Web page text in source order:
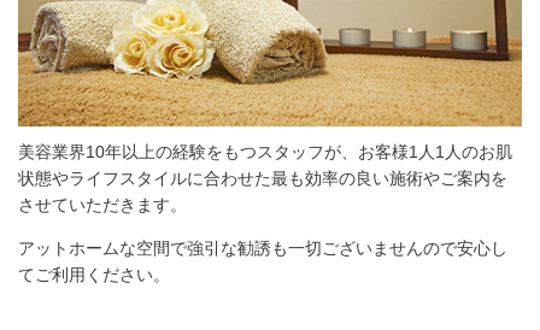
美容業界10年以上の経験をもつスタッフが、お客様1人1人のお肌
状態やライフスタイルに合わせた最も効率の良い施術やご案内を
させていただきます。
アットホームな空間で強引な勧誘も一切ございませんので安心し
てご利用ください。